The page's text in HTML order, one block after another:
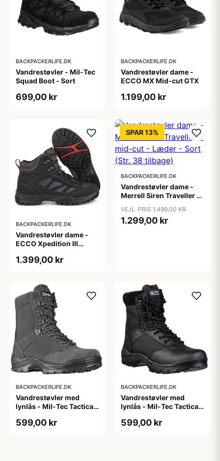
BACKPACKERLIFE.DK
Vandrestøvler - Mil-Tec
Squad Boot - Sort
699,00 kr
BACKPACKERLIFE.DK
Vandrestøvler dame -
ECCO MX Mid-cut GTX
1.199,00 kr
BACKPACKERLIFE.DK
Vandrestøvler dame -
ECCO Xpedition III
36 tilbage)
1.399,00 kr
SPAR 13%
BACKPACKERLIFE.DK
Vandrestøvler dame -
Merrell Siren Traveller 3
(Str. 38 tilbage)
VEJL. PRIS 1.499,00 KR
1.299,00 kr
BACKPACKERLIFE.DK
Vandrestøvler med
lynlås - Mil-Tec Tactical
599,00 kr
BACKPACKERLIFE.DK
Vandrestøvler med
lynlås - Mil-Tec Tactical
599,00 kr